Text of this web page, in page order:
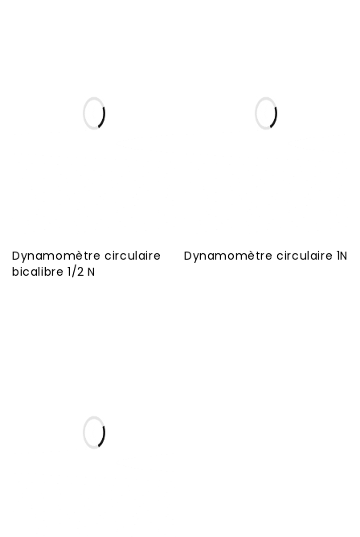
Dynamomètre circulaire
bicalibre 1/2 N
Dynamomètre circulaire 1N